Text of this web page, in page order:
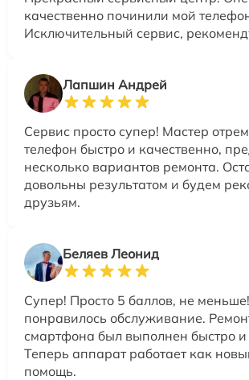
качественно починили мой
Исключительный сервис,
Лапшин Андрей
Сервис просто супер! Мастер
телефон быстро и качественно,
несколько вариантов ремонта.
довольны результатом и будем
друзьям.
Беляев Леонид
Супер! Просто 5 баллов, не
понравилось обслуживание.
смартфона был выполнен быстро и
Теперь аппарат работает как
помощь.